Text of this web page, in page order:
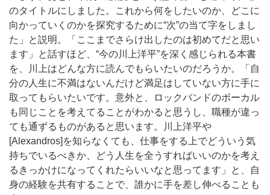
のタイトルにしました。これから何をしたいのか、どこに
向かっていくのかを探究するために“次”の当て字をしまし
た」と説明。「ここまでさらけ出したのは初めてだと思い
ます」と話すほど、“今の川上洋平”を深く感じられる本書
を、川上はどんな方に読んでもらいたいのだろうか。「自
分の人生に不満はないんだけど満足はしていない方に手に
取ってもらいたいです。意外と、ロックバンドのボーカル
も同じことを考えてることがわかると思うし、職種が違っ
ても通ずるものがあると思います。川上洋平や
[Alexandros]を知らなくても、仕事をする上でどういう気
持ちでいるべきか、どう人生を全うすればいいのかを考え
るきっかけになってくれたらいいなと思ってます」と、自
身の経験を共有することで、誰かに手を差し伸べることも